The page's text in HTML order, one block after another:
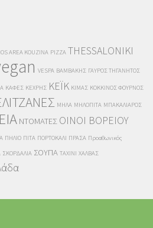
AREA KOUZINA PIZZA THESSALONIKI
VESPA ΒΑΜΒΑΚΗΣ ΓΑΥΡΟΣ ΤΗΓΑΝΗΤΟΣ
ΚΑΦΕΣ ΚΕΧΡΗΣ ΚΕΪΚ ΚΙΜΑΣ ΚΟΚΚΙΝΟΣ ΦΟΥΡΝΟΣ
ΜΗΛΑ ΜΗΛΟΠΙΤΑ ΜΠΑΚΑΛΙΑΡΟΣ
ΝΤΟΜΑΤΕΣ ΟΙΝΟΙ ΒΟΡΕΙΟΥ
ΠΗΛΙΟ ΠΙΤΑ ΠΟΡΤΟΚΑΛΙ ΠΡΑΣΑ Προαθωνικός
ΣΚΟΡΔΑΛΙΑ ΣΟΥΠΑ ΤΑΧΙΝΙ ΧΑΛΒΑΣ